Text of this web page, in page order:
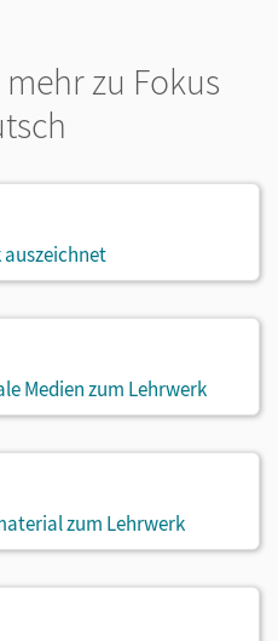
zu Fokus
auszeichnet
Medien zum Lehrwerk
zum Lehrwerk